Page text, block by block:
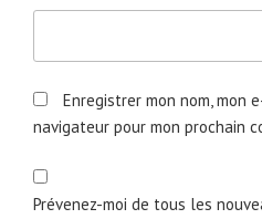
Enregistrer mon nom, mon
navigateur pour mon prochain
Prévenez-moi de tous les